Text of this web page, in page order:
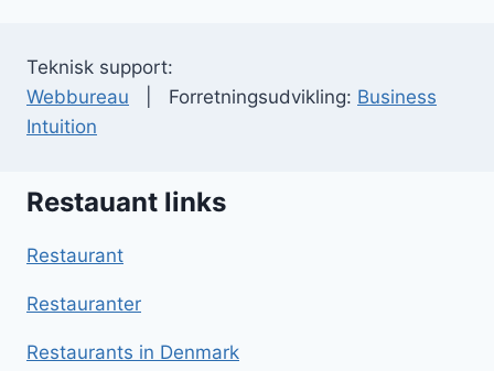
Teknisk support:
Webbureau | Forretningsudvikling: Business
Intuition
Restauant links
Restaurant
Restauranter
Restaurants in Denmark